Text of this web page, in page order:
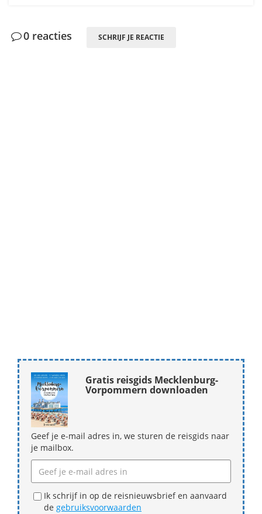
0 reacties SCHRIJF JE REACTIE
Gratis reisgids Mecklenburg-
Vorpommern downloaden
Geef je e-mail adres in, we sturen de reisgids naar
je mailbox.
Ik schrijf in op de reisnieuwsbrief en aanvaard
de gebruiksvoorwaarden